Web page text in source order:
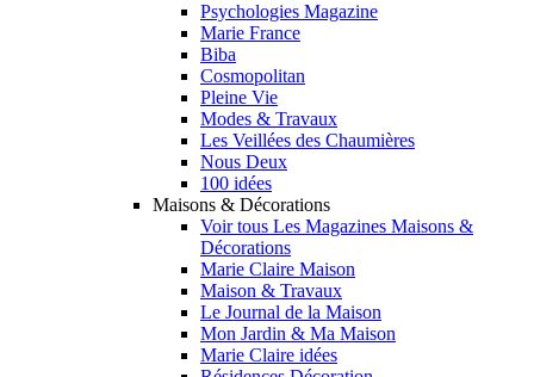
Psychologies Magazine
Marie France
Biba
Cosmopolitan
Pleine Vie
Modes & Travaux
Les Veillées des Chaumières
Nous Deux
100 idées
Maisons & Décorations
Voir tous Les Magazines Maisons &
Décorations
Marie Claire Maison
Maison & Travaux
Le Journal de la Maison
Mon Jardin & Ma Maison
Marie Claire idées